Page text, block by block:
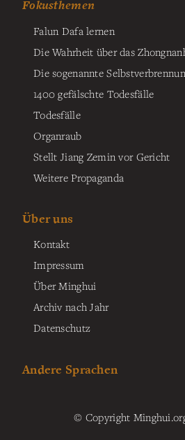
Fokusthemen
Falun Dafa lernen
Die Wahrheit über das
Die sogenannte
1400 gefälschte Todesfälle
Todesfälle
Organraub
Stellt Jiang Zemin vor Gericht
Weitere Propaganda
Über uns
Kontakt
Impressum
Über Minghui
Archiv nach Jahr
Datenschutz
Andere Sprachen
© Copyright